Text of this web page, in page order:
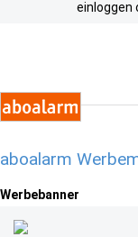
einloggen
aboalarm
Werbebanner